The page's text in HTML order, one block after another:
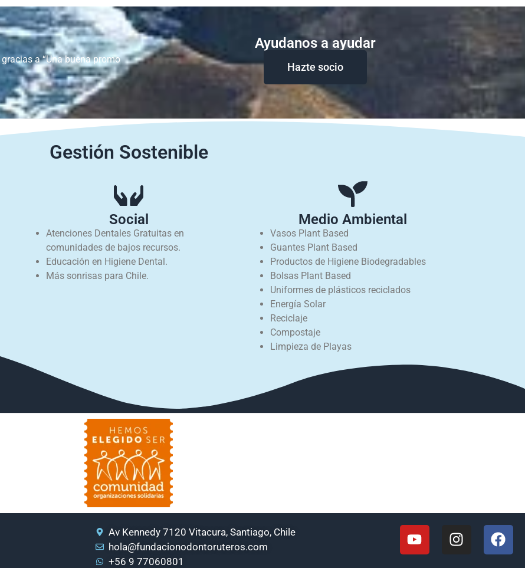
gracias a “Una buena promo
Ayudanos a ayudar
Hazte socio
Gestión Sostenible
Social
Atenciones Dentales Gratuitas en
comunidades de bajos recursos.
Educación en Higiene Dental.
Más sonrisas para Chile.
Medio Ambiental
Vasos Plant Based
Guantes Plant Based
Productos de Higiene Biodegradables
Bolsas Plant Based
Uniformes de plásticos reciclados
Energía Solar
Reciclaje
Compostaje
Limpieza de Playas
Av Kennedy 7120 Vitacura, Santiago, Chile
hola@fundacionodontoruteros.com
+56 9 77060801